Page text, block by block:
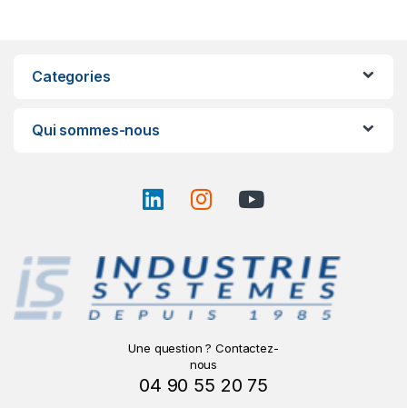
Categories
Qui sommes-nous
Une question ? Contactez-
nous
04 90 55 20 75